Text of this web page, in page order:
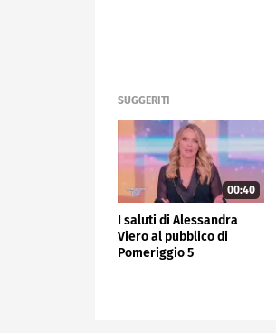
SUGGERITI
00:40
I saluti di Alessandra
Viero al pubblico di
Pomeriggio 5